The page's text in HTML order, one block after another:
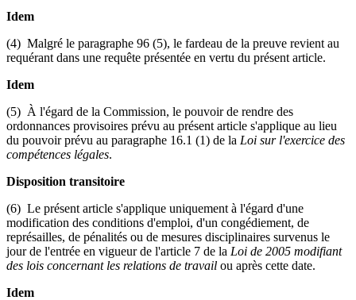
Idem
(4) Malgré le paragraphe 96 (5), le fardeau de la preuve revient au
requérant dans une requête présentée en vertu du présent article.
Idem
(5) À l'égard de la Commission, le pouvoir de rendre des
ordonnances provisoires prévu au présent article s'applique au lieu
du pouvoir prévu au paragraphe 16.1 (1) de la Loi sur l'exercice des
compétences légales.
Disposition transitoire
(6) Le présent article s'applique uniquement à l'égard d'une
modification des conditions d'emploi, d'un congédiement, de
représailles, de pénalités ou de mesures disciplinaires survenus le
jour de l'entrée en vigueur de l'article 7 de la Loi de 2005 modifiant
des lois concernant les relations de travail ou après cette date.
Idem